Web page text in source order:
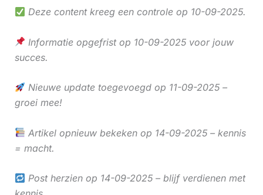
Deze content kreeg een controle op 10-09-2025.
Informatie opgefrist op 10-09-2025 voor jouw
succes.
Nieuwe update toegevoegd op 11-09-2025 –
groei mee!
Artikel opnieuw bekeken op 14-09-2025 – kennis
= macht.
Post herzien op 14-09-2025 – blijf verdienen met